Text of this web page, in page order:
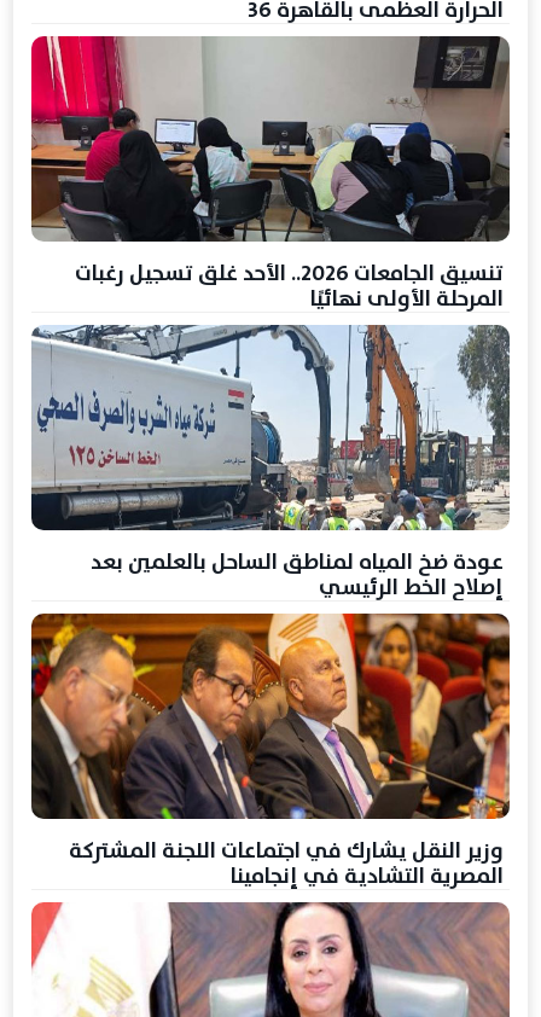
الحرارة العظمى بالقاهرة 36
تنسيق الجامعات 2026.. الأحد غلق تسجيل رغبات
المرحلة الأولى نهائيًا
عودة ضخ المياه لمناطق الساحل بالعلمين بعد
إصلاح الخط الرئيسي
وزير النقل يشارك في اجتماعات اللجنة المشتركة
المصرية التشادية في إنجامينا